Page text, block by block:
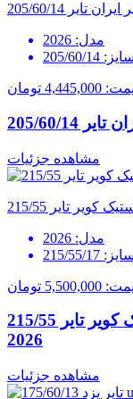
مدل: 2026
سایز: 205/60/14
4,445,000 تومان
مشاهده جزئیات
مدل: 2026
سایز: 215/55/17
5,500,000 تومان
لاستیک کویر تایر 215/55R17 ST-TL-KB57-1 KAVIR
2026
مشاهده جزئیات